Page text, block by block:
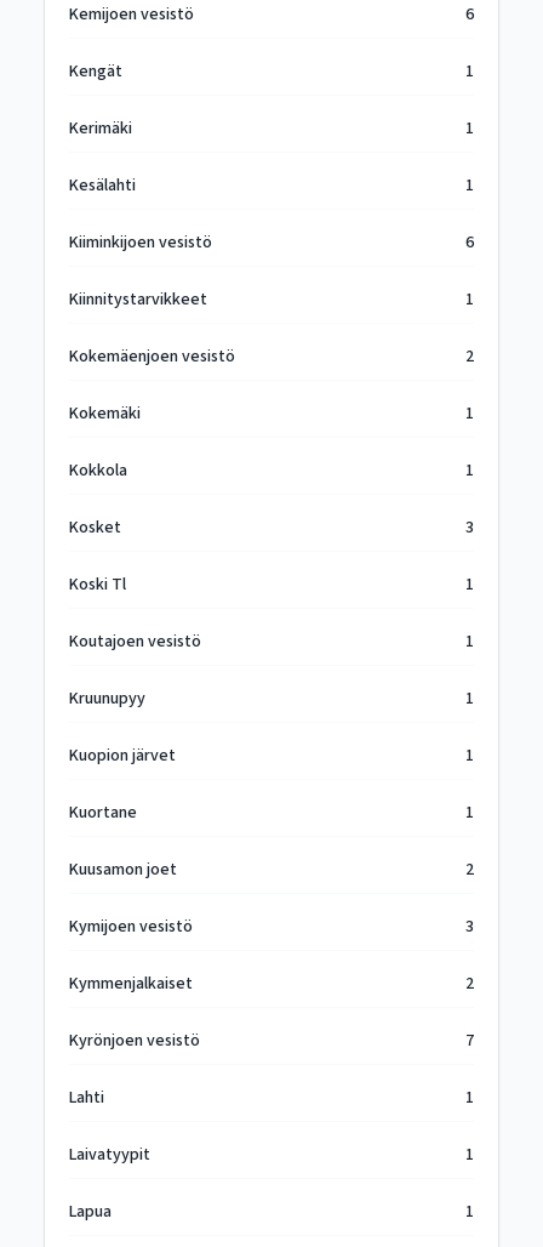
Kemijoen vesistö 6
Kengät 1
Kerimäki 1
Kesälahti 1
Kiiminkijoen vesistö 6
Kiinnitystarvikkeet 1
Kokemäenjoen vesistö 2
Kokemäki 1
Kokkola 1
Kosket 3
Koski Tl 1
Koutajoen vesistö 1
Kruunupyy 1
Kuopion järvet 1
Kuortane 1
Kuusamon joet 2
Kymijoen vesistö 3
Kymmenjalkaiset 2
Kyrönjoen vesistö 7
Lahti 1
Laivatyypit 1
Lapua 1